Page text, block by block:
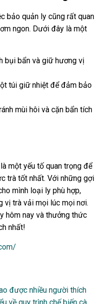
bảo quản ly cũng rất quan
ngon. Dưới đây là một
bụi bẩn và giữ hương vị
túi giữ nhiệt để đảm bảo
mùi hôi và cặn bẩn tích
một yếu tố quan trọng để
trà tốt nhất. Với những gợi
mình loại ly phù hợp,
vị trà vải mọi lúc mọi nơi.
hôm nay và thưởng thức
nhất!
được nhiều người thích
về quy trình chế biến cà